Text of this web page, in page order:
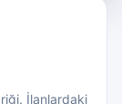
İlanlardaki